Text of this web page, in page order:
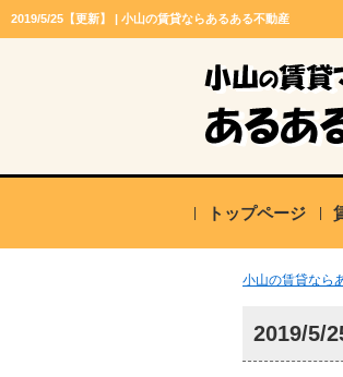
2019/5/25【更新】 | 小山の賃貸ならあるある不動産
トップページ
小山の賃貸なら
2019/5/